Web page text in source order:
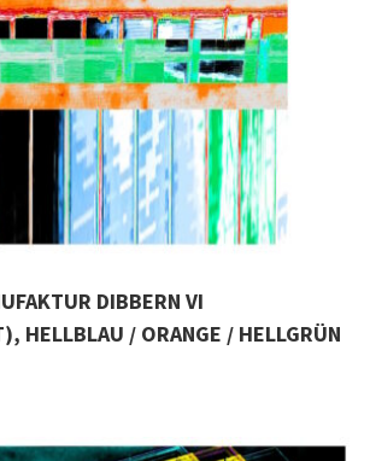
DIBBERN VI
HELLBLAU / ORANGE / HELLGRÜN